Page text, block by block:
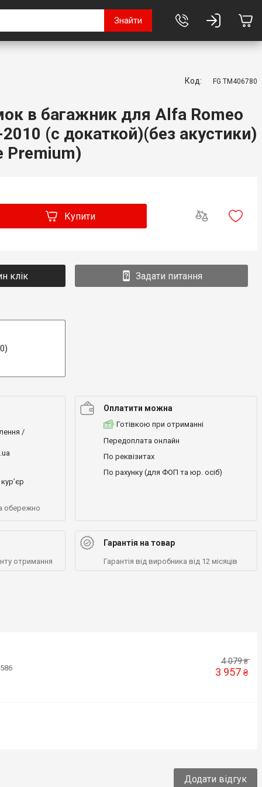
Знайти
Код: FG TM406780
в багажник для Alfa Romeo
(с докаткой)(без акустики)
Premium)
Купити
клік Задати питання
/
обережно
Оплатити можна
Готівкою при отриманні
Передоплата онлайн
По реквізитах
По рахунку (для ФОП та юр. осіб)
отримання
Гарантія на товар
Гарантія від виробника від 12 місяців
4 079₴
3 957 ₴
Додати відгук